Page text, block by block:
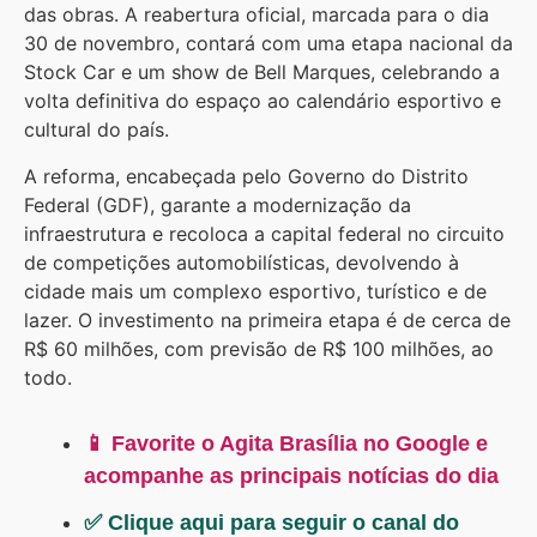
das obras. A reabertura oficial, marcada para o dia
30 de novembro, contará com uma etapa nacional da
Stock Car e um show de Bell Marques, celebrando a
volta definitiva do espaço ao calendário esportivo e
cultural do país.
A reforma, encabeçada pelo Governo do Distrito
Federal (GDF), garante a modernização da
infraestrutura e recoloca a capital federal no circuito
de competições automobilísticas, devolvendo à
cidade mais um complexo esportivo, turístico e de
lazer. O investimento na primeira etapa é de cerca de
R$ 60 milhões, com previsão de R$ 100 milhões, ao
todo.
📱 Favorite o Agita Brasília no Google e
acompanhe as principais notícias do dia
✅ Clique aqui para seguir o canal do